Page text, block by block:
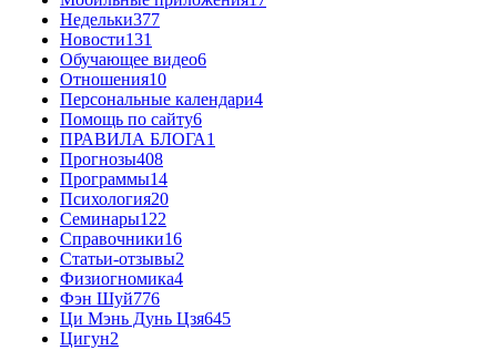
Недельки377
Новости131
Обучающее видео6
Отношения10
Персональные календари4
Помощь по сайту6
ПРАВИЛА БЛОГА1
Прогнозы408
Программы14
Психология20
Семинары122
Справочники16
Статьи-отзывы2
Физиогномика4
Фэн Шуй776
Ци Мэнь Дунь Цзя645
Цигун2